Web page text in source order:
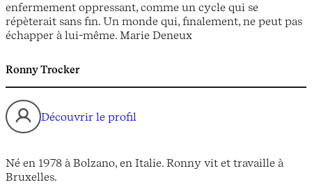
enfermement oppressant, comme un cycle qui se
répèterait sans fin. Un monde qui, finalement, ne peut pas
échapper à lui-même. Marie Deneux
Ronny Trocker
Découvrir le profil
Né en 1978 à Bolzano, en Italie. Ronny vit et travaille à
Bruxelles.